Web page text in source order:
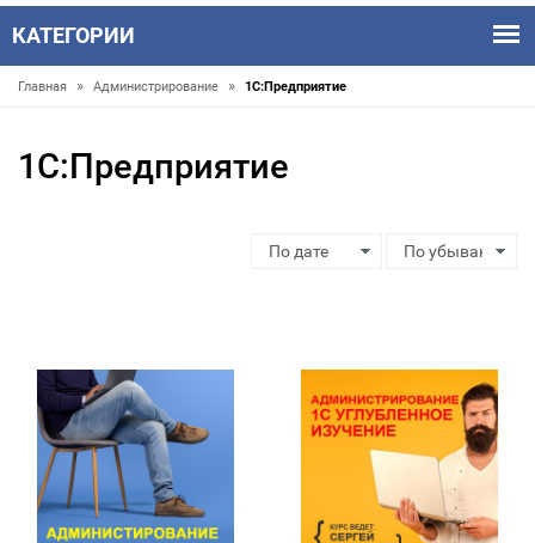
КАТЕГОРИИ
Главная » Администрирование » 1С:Предприятие
1С:Предприятие